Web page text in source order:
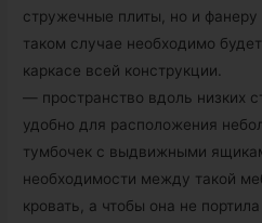
стружечные плиты, но и фанеру
таком случае необходимо
каркасе всей конструкции.
— пространство вдоль низких
удобно для расположения
тумбочек с выдвижными
необходимости между такой
кровать, а чтобы она не